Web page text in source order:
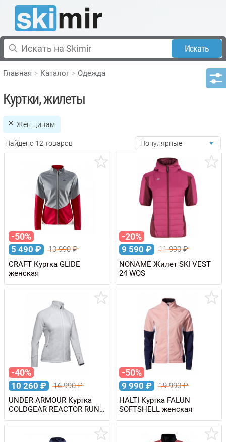
Искать
Главная Каталог Одежда
Куртки, жилеты
Женщинам
Найдено 12 товаров Популярные
-50%
5 490 ₽ 10 990₽
CRAFT Куртка GLIDE
женская
-20%
9 590 ₽ 11 990₽
NONAME Жилет SKI VEST
24 WOS
-40%
10 260 ₽ 16 990₽
UNDER ARMOUR Куртка
COLDGEAR REACTOR RUN
INSULATED женская
-50%
9 990 ₽ 19 990₽
HALTI Куртка FALUN
SOFTSHELL женская